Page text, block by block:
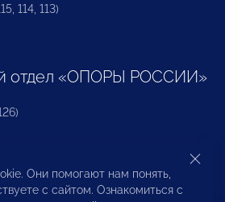
114, 113)
отдел «ОПОРЫ РОССИИ»
предпринимателей и
Они помогают нам понять,
с сайтом. Ознакомиться с